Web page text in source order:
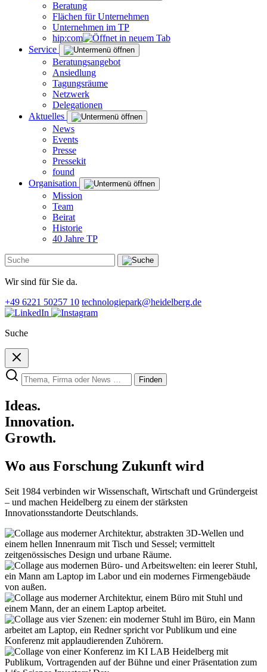
Beratung
Flächen für Unternehmen
Unternehmen im TP
hip:com
Service
Beratungsangebot
Ansiedlung
Tagungsräume
Netzwerk
Delegationen
Aktuelles
News
Events
Presse
Pressekit
found
Organisation
Mission
Team
Beirat
Historie
40 Jahre TP
Wir sind für Sie da.
+49 6221 50257 10 technologiepark@heidelberg.de
Suche
Finden
Ideas.
Innovation.
Growth.
Wo aus Forschung Zukunft wird
Seit 1984 verbinden wir Wissenschaft, Wirtschaft und Gründergeist
– und machen Heidelberg zu einem der stärksten
Innovationsstandorte Deutschlands.